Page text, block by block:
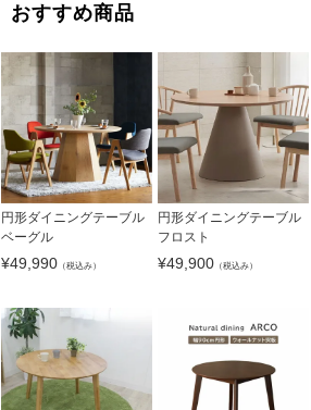
おすすめ商品
円形ダイニングテーブル
ベーグル
¥49,990 （税込み）
円形ダイニングテーブル
フロスト
¥49,900（税込み）